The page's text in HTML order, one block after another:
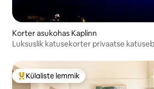
Korter asukohas Kaplinn
Luksuslik katusekorter privaatse
Külaliste suur lemmik
Külaliste lemmik